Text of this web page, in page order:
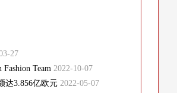
27
Team 2022-10-07
达3.856亿欧元 2022-05-07